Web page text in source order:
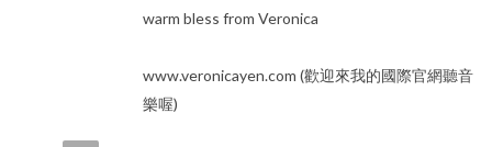
warm bless from Veronica
www.veronicayen.com (歡迎來我的國際官網聽音
樂喔)